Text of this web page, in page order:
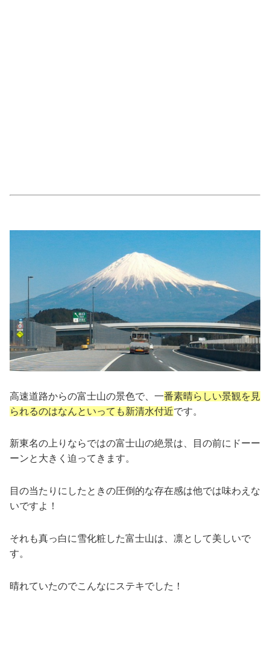
高速道路からの富士山の景色で、一番素晴らしい景観を見
られるのはなんといっても新清水付近です。
新東名の上りならではの富士山の絶景は、目の前にドーー
ーンと大きく迫ってきます。
目の当たりにしたときの圧倒的な存在感は他では味わえな
いですよ！
それも真っ白に雪化粧した富士山は、凛として美しいで
す。
晴れていたのでこんなにステキでした！